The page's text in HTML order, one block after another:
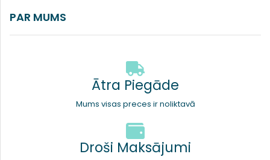
PAR MUMS
Ātra Piegāde
Mums visas preces ir noliktavā
Droši Maksājumi